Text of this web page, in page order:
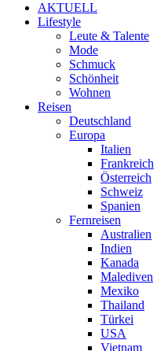
AKTUELL
Lifestyle
Leute & Talente
Mode
Schmuck
Schönheit
Wohnen
Reisen
Deutschland
Europa
Italien
Frankreich
Österreich
Schweiz
Spanien
Fernreisen
Australien
Indien
Kanada
Malediven
Mexiko
Thailand
Türkei
USA
Vietnam